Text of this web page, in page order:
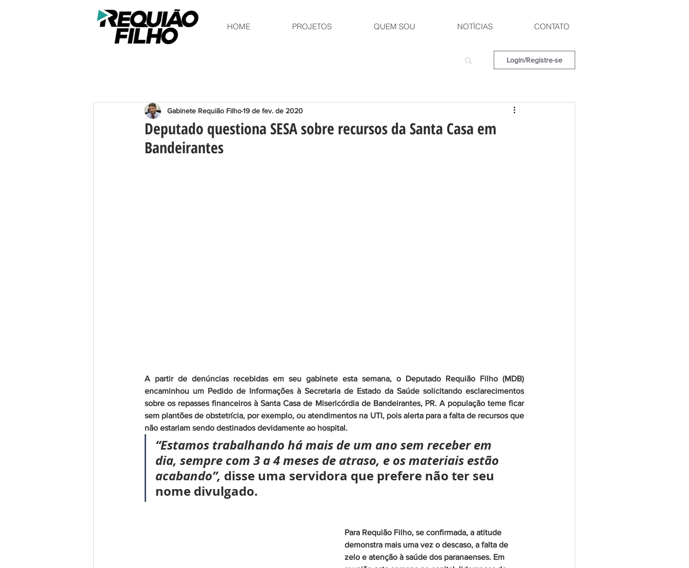
HOME PROJETOS QUEM SOU NOTÍCIAS CONTATO
Login/Registre-se
Deputado questiona SESA sobre recursos da Santa Casa em
Bandeirantes
Gabinete Requião Filho19 de fev. de 2020
A partir de denúncias recebidas em seu gabinete esta semana, o Deputado Requião Filho (MDB)
encaminhou um Pedido de Informações à Secretaria de Estado da Saúde solicitando esclarecimentos
sobre os repasses financeiros à Santa Casa de Misericórdia de Bandeirantes, PR. A população teme ficar
sem plantões de obstetrícia, por exemplo, ou atendimentos na UTI, pois alerta para a falta de recursos que
não estariam sendo destinados devidamente ao hospital.
“Estamos trabalhando há mais de um ano sem receber em
dia, sempre com 3 a 4 meses de atraso, e os materiais estão
acabando”, disse uma servidora que prefere não ter seu
nome divulgado.
Para Requião Filho, se confirmada, a atitude
demonstra mais uma vez o descaso, a falta de
zelo e atenção à saúde dos paranaenses. Em